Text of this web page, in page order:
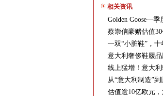
相关资讯
Golden Goose一
蔡崇信豪赌估值
一双“小脏鞋”，
意大利奢侈鞋履品
线上猛增！意大利
从“意大利制造”
估值逾10亿欧元